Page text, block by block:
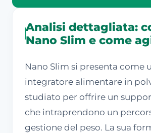
Analisi dettagliata:
Nano Slim e come
Nano Slim si presenta come
integratore alimentare in
studiato per offrire un
che intraprendono un
gestione del peso. La sua